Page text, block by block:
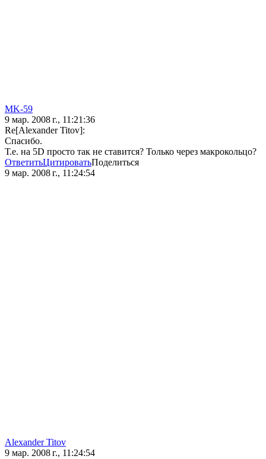
MK-59
9 мар. 2008 г., 11:21:36
Re[Alexander Titov]:
Спасибо.
Т.е. на 5D просто так не ставится? Только через макрокольцо?
ОтветитьЦитироватьПоделиться
9 мар. 2008 г., 11:24:54
Alexander Titov
9 мар. 2008 г., 11:24:54